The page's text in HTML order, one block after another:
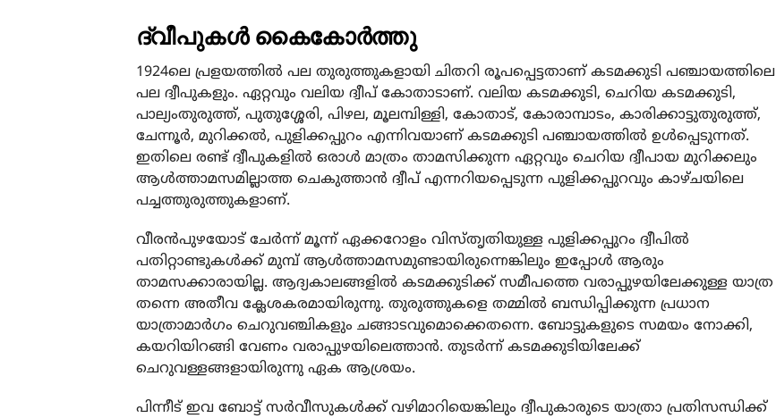
ദ്വീപുകള്‍ കൈകോര്‍ത്തു
1924ലെ പ്രളയത്തില്‍ പല തുരുത്തുകളായി ചിതറി രൂപപ്പെട്ടതാണ് കടമക്കുടി പഞ്ചായത്തിലെ
പല ദ്വീപുകളും. ഏറ്റവും വലിയ ദ്വീപ് കോതാടാണ്. വലിയ കടമക്കുടി, ചെറിയ കടമക്കുടി,
പാല്യംതുരുത്ത്, പുതുശ്ശേരി, പിഴല, മൂലമ്പിള്ളി, കോതാട്, കോരാമ്പാടം, കാരിക്കാട്ടുതുരുത്ത്,
ചേന്നൂര്‍, മുറിക്കല്‍, പുളിക്കപ്പുറം എന്നിവയാണ് കടമക്കുടി പഞ്ചായത്തില്‍ ഉള്‍പ്പെടുന്നത്.
ഇതിലെ രണ്ട് ദ്വീപുകളില്‍ ഒരാള്‍ മാത്രം താമസിക്കുന്ന ഏറ്റവും ചെറിയ ദ്വീപായ മുറിക്കലും
ആള്‍ത്താമസമില്ലാത്ത ചെകുത്താന്‍ ദ്വീപ് എന്നറിയപ്പെടുന്ന പുളിക്കപ്പുറവും കാഴ്ചയിലെ
പച്ചത്തുരുത്തുകളാണ്.
വീരന്‍പുഴയോട് ചേര്‍ന്ന് മൂന്ന് ഏക്കറോളം വിസ്തൃതിയുള്ള പുളിക്കപ്പുറം ദ്വീപില്‍
പതിറ്റാണ്ടുകള്‍ക്ക് മുമ്പ് ആള്‍ത്താമസമുണ്ടായിരുന്നെങ്കിലും ഇപ്പോള്‍ ആരും
താമസക്കാരായില്ല. ആദ്യകാലങ്ങളില്‍ കടമക്കുടിക്ക് സമീപത്തെ വരാപ്പുഴയിലേക്കുള്ള യാത്ര
തന്നെ അതീവ ക്ലേശകരമായിരുന്നു. തുരുത്തുകളെ തമ്മില്‍ ബന്ധിപ്പിക്കുന്ന പ്രധാന
യാത്രാമാര്‍ഗം ചെറുവഞ്ചികളും ചങ്ങാടവുമൊക്കെതന്നെ. ബോട്ടുകളുടെ സമയം നോക്കി,
കയറിയിറങ്ങി വേണം വരാപ്പുഴയിലെത്താന്‍. തുടര്‍ന്ന് കടമക്കുടിയിലേക്ക്
ചെറുവള്ളങ്ങളായിരുന്നു ഏക ആശ്രയം.
പിന്നീട് ഇവ ബോട്ട് സര്‍വീസുകള്‍ക്ക് വഴിമാറിയെങ്കിലും ദ്വീപുകാരുടെ യാത്രാ പ്രതിസന്ധിക്ക്